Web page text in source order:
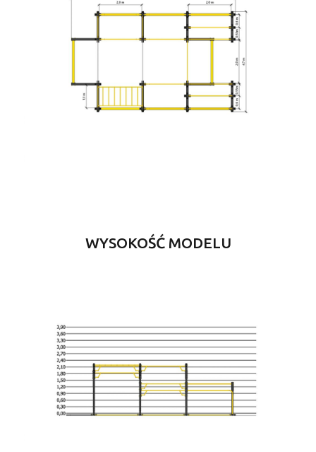
WYSOKOŚĆ MODELU